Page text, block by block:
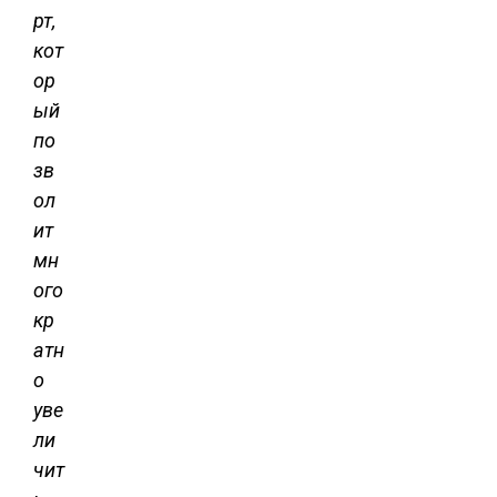
рт,
кот
ор
ый
по
зв
ол
ит
мн
ого
кр
атн
о
уве
ли
чит